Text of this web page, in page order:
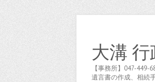
大溝
【事務所】047-
遺言書の作成、相続